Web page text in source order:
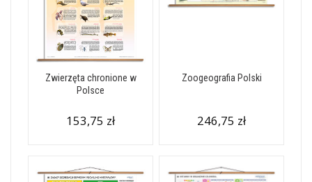
Zwierzęta chronione w
Polsce
153,75 zł
Zoogeografia Polski
246,75 zł